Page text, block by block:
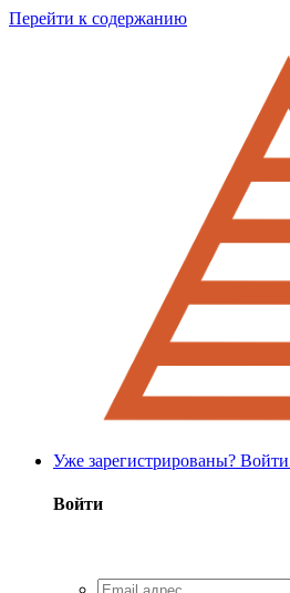
Перейти к содержанию
Уже зарегистрированы? Войти
Войти